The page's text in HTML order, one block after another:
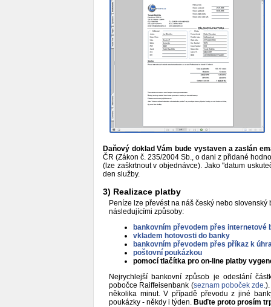
Daňový doklad Vám bude vystaven a zaslán
ČR (Zákon č. 235/2004 Sb., o dani z přidané
(lze zaškrtnout v objednávce). Jako "datum
den služby.
3) Realizace platby
Peníze lze převést na náš český nebo
následujícími způsoby:
bankovním převodem přes internetové
vkladem hotovosti do banky
bankovním převodem přes příkaz k
poštovní poukázkou
pomocí tlačítka pro on-line platby
Nejrychlejší bankovní způsob je odeslání
pobočce Raiffeisenbank (seznam poboček zde.
několika minut. V případě převodu z jiné
poukázky - někdy i týden. Buďte proto prosím